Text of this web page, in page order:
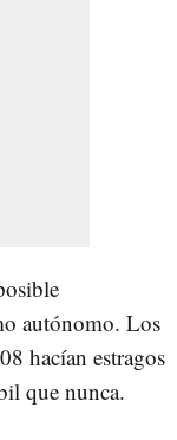
autónomo. Los
hacían estragos
que nunca.